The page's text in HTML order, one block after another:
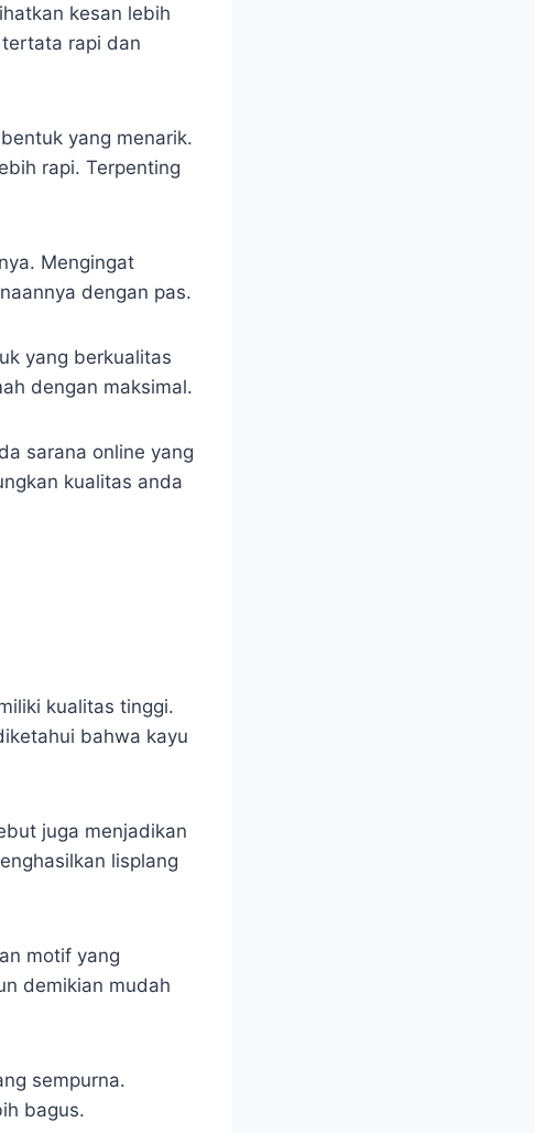
kesan lebih
rapi dan
yang menarik.
rapi. Terpenting
Mengingat
dengan pas.
yang berkualitas
dengan maksimal.
sarana online yang
kualitas anda
kualitas tinggi.
bahwa kayu
juga menjadikan
lisplang
motif yang
demikian mudah
sempurna.
bagus.